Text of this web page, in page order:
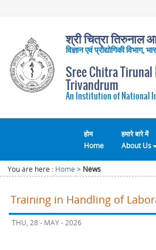
श्री चित्रा तिरुनाल
विज्ञान एवं प्रौद्योगिकी
Sree Chitra
Trivandrum
An Institution of National
होम
Home
हमारे बारे में
About Us
You are here : Home > News
Training in Handling of
THU, 28 - MAY - 2026